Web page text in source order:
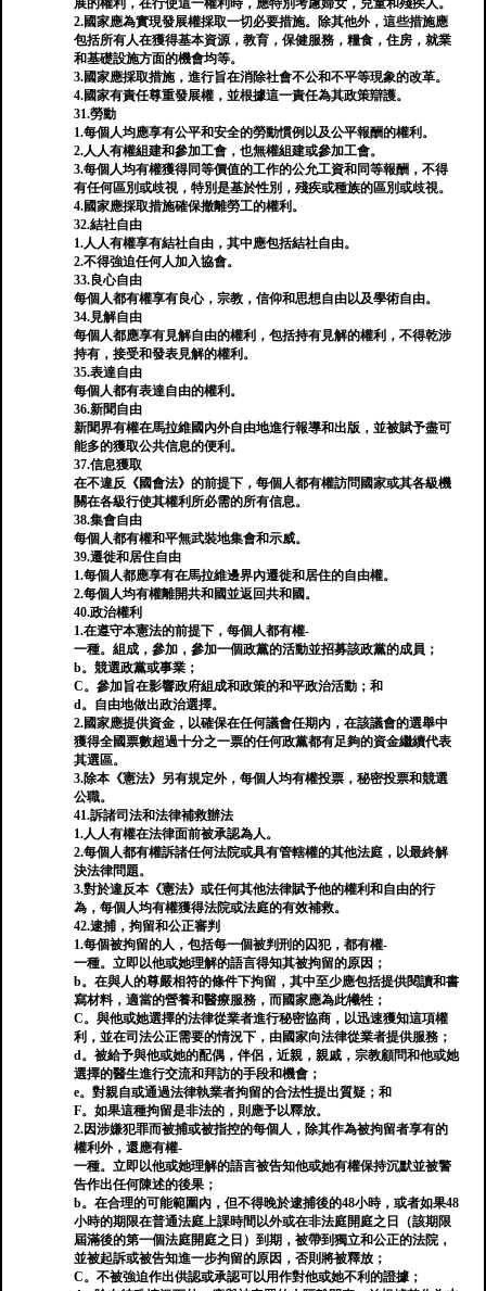
展的權利，在行使這一權利時，應特別考慮婦女，兒童和殘疾人。
2.國家應為實現發展權採取一切必要措施。除其他外，這些措施應
包括所有人在獲得基本資源，教育，保健服務，糧食，住房，就業
和基礎設施方面的機會均等。
3.國家應採取措施，進行旨在消除社會不公和不平等現象的改革。
4.國家有責任尊重發展權，並根據這一責任為其政策辯護。
31.勞動
1.每個人均應享有公平和安全的勞動慣例以及公平報酬的權利。
2.人人有權組建和參加工會，也無權組建或參加工會。
3.每個人均有權獲得同等價值的工作的公允工資和同等報酬，不得
有任何區別或歧視，特別是基於性別，殘疾或種族的區別或歧視。
4.國家應採取措施確保撤離勞工的權利。
32.結社自由
1.人人有權享有結社自由，其中應包括結社自由。
2.不得強迫任何人加入協會。
33.良心自由
每個人都有權享有良心，宗教，信仰和思想自由以及學術自由。
34.見解自由
每個人都應享有見解自由的權利，包括持有見解的權利，不得乾涉
持有，接受和發表見解的權利。
35.表達自由
每個人都有表達自由的權利。
36.新聞自由
新聞界有權在馬拉維國內外自由地進行報導和出版，並被賦予盡可
能多的獲取公共信息的便利。
37.信息獲取
在不違反《國會法》的前提下，每個人都有權訪問國家或其各級機
關在各級行使其權利所必需的所有信息。
38.集會自由
每個人都有權和平無武裝地集會和示威。
39.遷徙和居住自由
1.每個人都應享有在馬拉維邊界內遷徙和居住的自由權。
2.每個人均有權離開共和國並返回共和國。
40.政治權利
1.在遵守本憲法的前提下，每個人都有權-
一種。組成，參加，參加一個政黨的活動並招募該政黨的成員；
b。競選政黨或事業；
C。參加旨在影響政府組成和政策的和平政治活動；和
d。自由地做出政治選擇。
2.國家應提供資金，以確保在任何議會任期內，在該議會的選舉中
獲得全國票數超過十分之一票的任何政黨都有足夠的資金繼續代表
其選區。
3.除本《憲法》另有規定外，每個人均有權投票，秘密投票和競選
公職。
41.訴諸司法和法律補救辦法
1.人人有權在法律面前被承認為人。
2.每個人都有權訴諸任何法院或具有管轄權的其他法庭，以最終解
決法律問題。
3.對於違反本《憲法》或任何其他法律賦予他的權利和自由的行
為，每個人均有權獲得法院或法庭的有效補救。
42.逮捕，拘留和公正審判
1.每個被拘留的人，包括每一個被判刑的囚犯，都有權-
一種。立即以他或她理解的語言得知其被拘留的原因；
b。在與人的尊嚴相符的條件下拘留，其中至少應包括提供閱讀和書
寫材料，適當的營養和醫療服務，而國家應為此犧牲；
C。與他或她選擇的法律從業者進行秘密協商，以迅速獲知這項權
利，並在司法公正需要的情況下，由國家向法律從業者提供服務；
d。被給予與他或她的配偶，伴侶，近親，親戚，宗教顧問和他或她
選擇的醫生進行交流和拜訪的手段和機會；
e。對親自或通過法律執業者拘留的合法性提出質疑；和
F。如果這種拘留是非法的，則應予以釋放。
2.因涉嫌犯罪而被捕或被指控的每個人，除其作為被拘留者享有的
權利外，還應有權-
一種。立即以他或她理解的語言被告知他或她有權保持沉默並被警
告作出任何陳述的後果；
b。在合理的可能範圍內，但不得晚於逮捕後的48小時，或者如果48
小時的期限在普通法庭上課時間以外或在非法庭開庭之日（該期限
屆滿後的第一個法庭開庭之日）到期，被帶到獨立和公正的法院，
並被起訴或被告知進一步拘留的原因，否則將被釋放；
C。不被強迫作出供認或承認可以用作對他或她不利的證據；